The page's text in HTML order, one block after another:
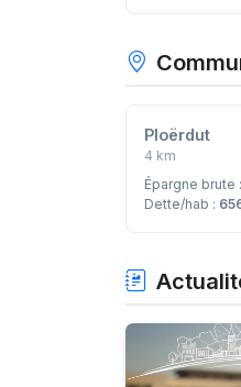
Ploërdut
4 km
Épargne brute :
Dette/hab :